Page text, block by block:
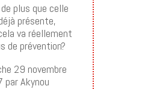
plus que celle
présente,
va réellement
de prévention?
29 novembre
Akynou